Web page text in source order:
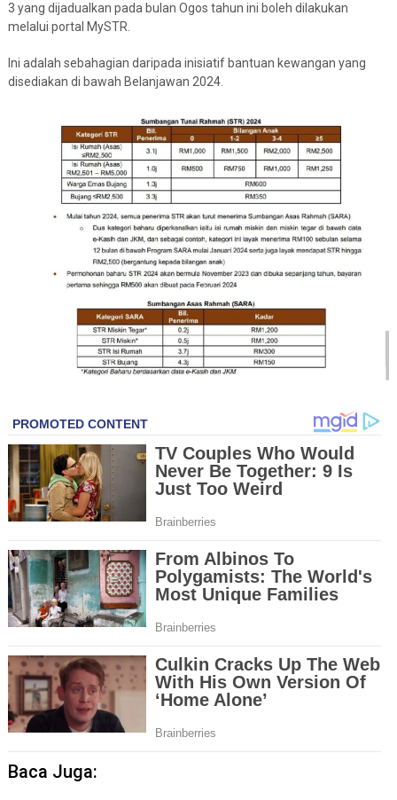
3 yang dijadualkan pada bulan Ogos tahun ini boleh dilakukan
melalui portal MySTR.
Ini adalah sebahagian daripada inisiatif bantuan kewangan yang
disediakan di bawah Belanjawan 2024.
Baca Juga: